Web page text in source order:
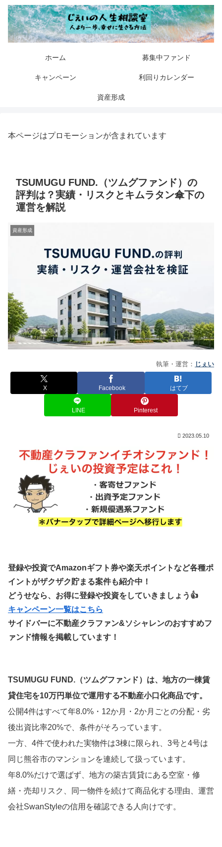
ホーム 募集中ファンド
キャンペーン 利回りカレンダー
資産形成
本ページはプロモーションが含まれています
TSUMUGU FUND.（ツムグファンド）の
評判は？実績・リスクとキムラタン傘下の
運営を解説
資産形成
執筆・運営： じぇい
X Facebook はてブ
LINE Pinterest
2023.05.10
登録や投資でAmazonギフト券や楽天ポイントなど各種ポ
イントがザクザク貯まる案件も紹介中！
どうせなら、お得に登録や投資をしていきましょう👍
キャンペーン一覧はこちら
サイドバーに不動産クラファン&ソシャレンのおすすめフ
ァンド情報を掲載しています！
TSUMUGU FUND.（ツムグファンド）は、地方の一棟賃
貸住宅を10万円単位で運用する不動産小口化商品です。
公開4件はすべて年8.0%・12か月・2か月ごとの分配・劣
後出資比率20%で、条件がそろっています。
一方、4件で使われた実物件は3棟に限られ、3号と4号は
同じ熊谷市のマンションを連続して扱っています。
年8.0%だけで選ばず、地方の築古賃貸にある空室・修
繕・売却リスク、同一物件を続けて商品化する理由、運営
会社SwanStyleの信用を確認できる人向けです。